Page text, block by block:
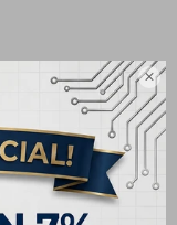
